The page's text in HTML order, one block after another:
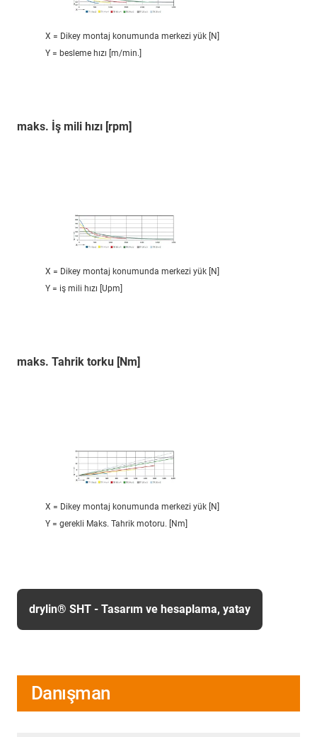
X = Dikey montaj konumunda merkezi yük [N]
Y = besleme hızı [m/min.]
maks. İş mili hızı [rpm]
X = Dikey montaj konumunda merkezi yük [N]
Y = iş mili hızı [Upm]
maks. Tahrik torku [Nm]
X = Dikey montaj konumunda merkezi yük [N]
Y = gerekli Maks. Tahrik motoru. [Nm]
drylin® SHT - Tasarım ve hesaplama, yatay
Danışman